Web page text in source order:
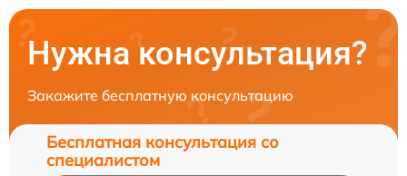
Нужна консультация?
Закажите бесплатную консультацию
Бесплатная консультация со
специалистом